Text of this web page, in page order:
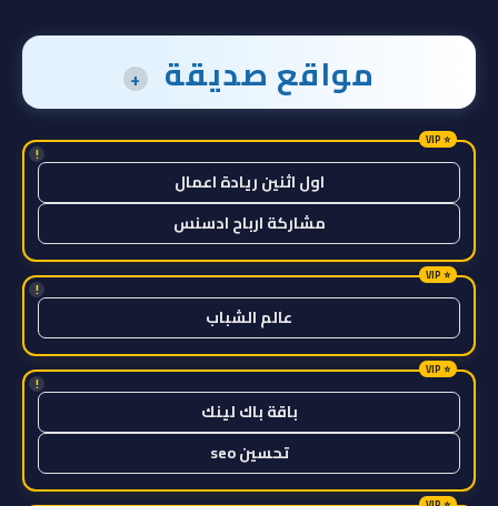
مواقع صديقة +
!
اول اثنين ريادة اعمال
مشاركة ارباح ادسنس
!
عالم الشباب
!
باقة باك لينك
تحسين seo